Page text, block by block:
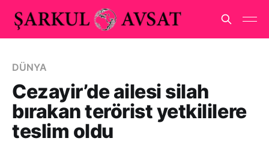
DÜNYA
Cezayir’de ailesi silah
bırakan terörist yetkililere
teslim oldu